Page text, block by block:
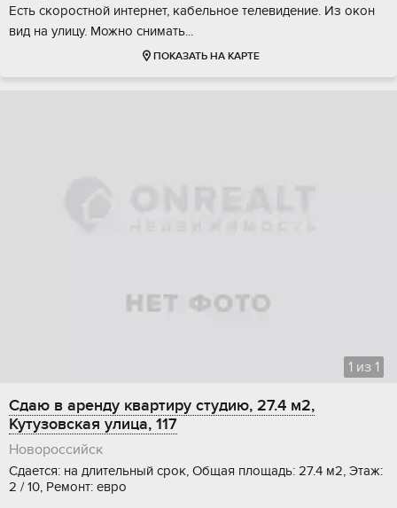
Есть скоростной интернет, кабельное телевидение. Из окон
вид на улицу. Можно снимать...
ПОКАЗАТЬ НА КАРТЕ
1 из 1
Сдаю в аренду квартиру студию, 27.4 м2,
Кутузовская улица, 117
Новороссийск
Сдается: на длительный срок, Общая площадь: 27.4 м2, Этаж:
2 / 10, Ремонт: евро